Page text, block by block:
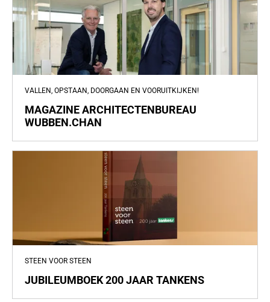
VALLEN, OPSTAAN, DOORGAAN EN VOORUITKIJKEN!
MAGAZINE ARCHITECTENBUREAU
WUBBEN.CHAN
STEEN VOOR STEEN
JUBILEUMBOEK 200 JAAR TANKENS